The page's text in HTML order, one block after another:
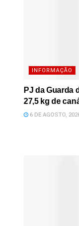
INFORMAÇÃO
PJ da Guarda
27,5 kg de
6 DE AGOSTO,